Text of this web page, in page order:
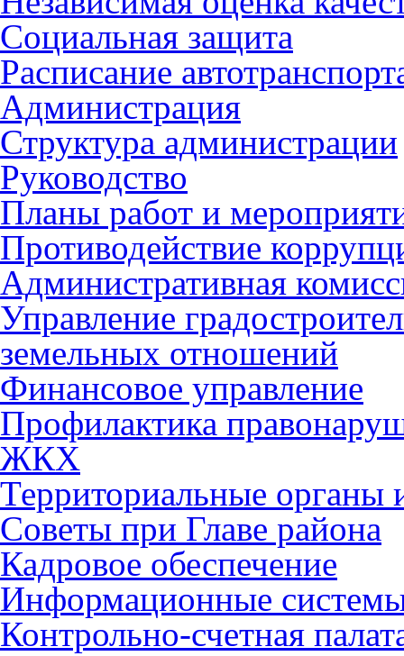
Социальная защита
Расписание
Администрация
Структура администрации
Руководство
Планы работ и
Противодействие
Административная
Управление
земельных отношений
Финансовое управление
Профилактика
ЖКХ
Территориальные органы
Советы при Главе района
Кадровое обеспечение
Информационные
Контрольно-счетная